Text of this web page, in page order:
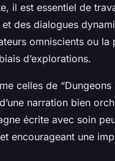
il est essentiel de
des dialogues
omniscients ou
d’explorations.
celles de
narration bien
écrite avec soin
encourageant une